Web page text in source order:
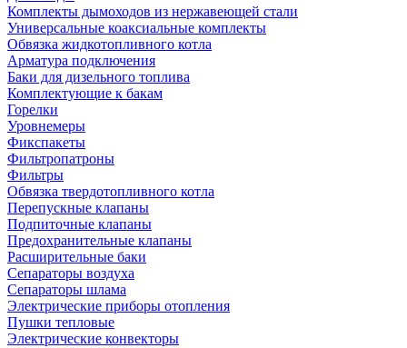
Комплекты дымоходов из нержавеющей стали
Универсальные коаксиальные комплекты
Обвязка жидкотопливного котла
Арматура подключения
Баки для дизельного топлива
Комплектующие к бакам
Горелки
Уровнемеры
Фикспакеты
Фильтропатроны
Фильтры
Обвязка твердотопливного котла
Перепускные клапаны
Подпиточные клапаны
Предохранительные клапаны
Расширительные баки
Сепараторы воздуха
Сепараторы шлама
Электрические приборы отопления
Пушки тепловые
Электрические конвекторы